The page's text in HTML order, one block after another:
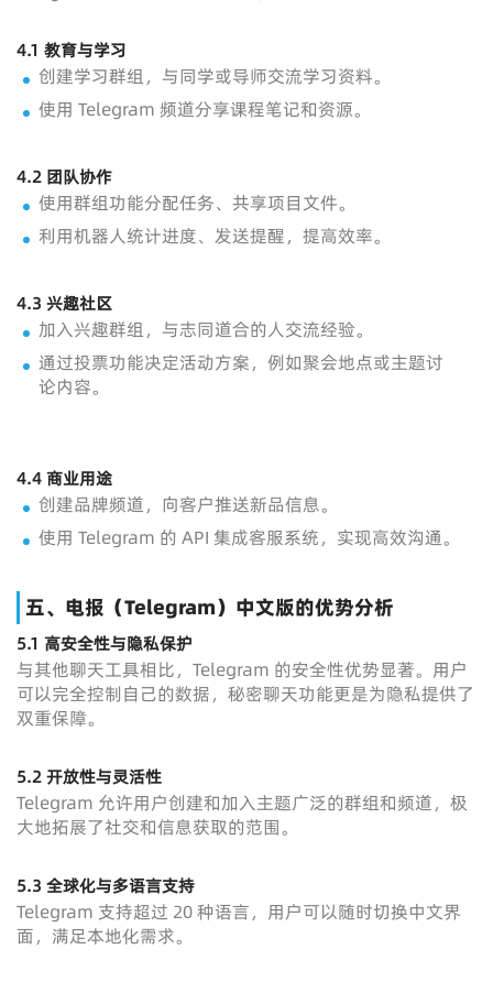
4.1 教育与学习
创建学习群组，与同学或导师交流学习资料。
使用 Telegram 频道分享课程笔记和资源。
4.2 团队协作
使用群组功能分配任务、共享项目文件。
利用机器人统计进度、发送提醒，提高效率。
4.3 兴趣社区
加入兴趣群组，与志同道合的人交流经验。
通过投票功能决定活动方案，例如聚会地点或主题讨
论内容。
4.4商业用途
创建品牌频道，向客户推送新品信息。
使用 Telegram 的 API 集成客服系统，实现高效沟通。
五、电报（Telegram）中文版的优势分析
5.1 高安全性与隐私保护
与其他聊天工具相比，Telegram 的安全性优势显著。用户
可以完全控制自己的数据，秘密聊天功能更是为隐私提供了
双重保障。
5.2开放性与灵活性
Telegram 允许用户创建和加入主题广泛的群组和频道，极
大地拓展了社交和信息获取的范围。
5.3 全球化与多语言支持
Telegram 支持超过 20 种语言，用户可以随时切换中文界
面，满足本地化需求。